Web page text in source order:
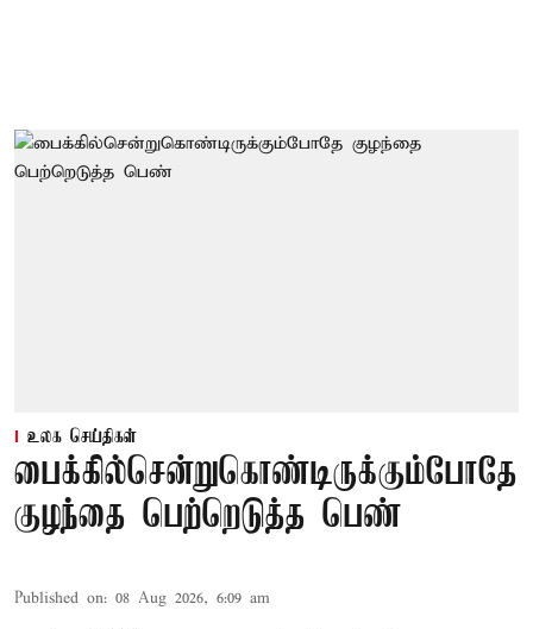
உலக செய்திகள்
பைக்கில்சென்றுகொண்டிருக்கும்போதே
குழந்தை பெற்றெடுத்த பெண்
Published on: 08 Aug 2026, 6:09 am